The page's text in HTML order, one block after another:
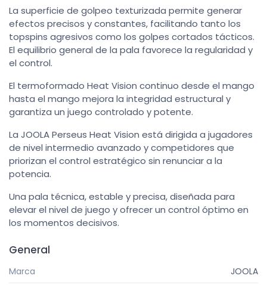
La superficie de golpeo texturizada permite generar
efectos precisos y constantes, facilitando tanto los
topspins agresivos como los golpes cortados tácticos.
El equilibrio general de la pala favorece la regularidad y
el control.
El termoformado Heat Vision continuo desde el mango
hasta el mango mejora la integridad estructural y
garantiza un juego controlado y potente.
La JOOLA Perseus Heat Vision está dirigida a jugadores
de nivel intermedio avanzado y competidores que
priorizan el control estratégico sin renunciar a la
potencia.
Una pala técnica, estable y precisa, diseñada para
elevar el nivel de juego y ofrecer un control óptimo en
los momentos decisivos.
General
Marca
JOOLA